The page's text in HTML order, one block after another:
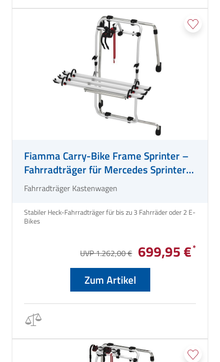
Fiamma Carry-Bike Frame Sprinter –
Fahrradträger für Mercedes Sprinter
Heckmontage
Fahrradträger Kastenwagen
Stabiler Heck-Fahrradträger für bis zu 3 Fahrräder oder 2 E-
UVP 1.262,00 € 699,95 €
Zum Artikel